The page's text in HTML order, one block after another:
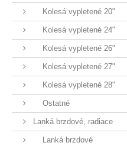
Kolesá vypletené 20"
Kolesá vypletené 24"
Kolesá vypletené 26"
Kolesá vypletené 27"
Kolesá vypletené 28"
Ostatné
Lanká brzdové, radiace
Lanká brzdové